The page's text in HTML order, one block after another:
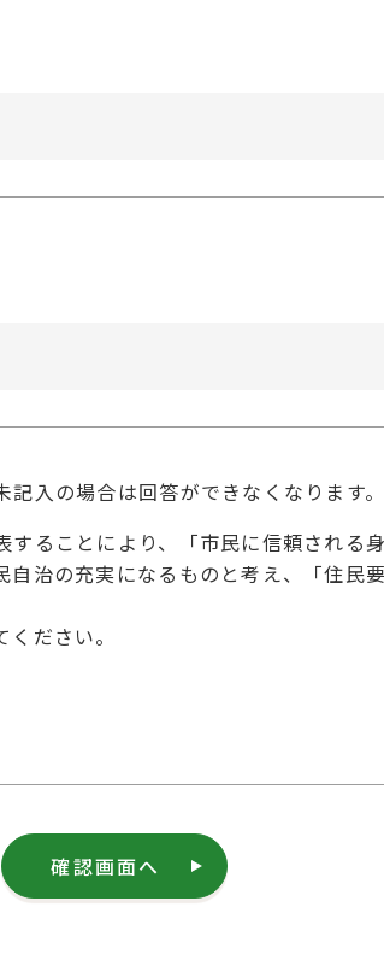
入の場合は回答ができなくなります
ることにより、「市民に信頼される
治の充実になるものと考え、「住民
ださい。
確認画面へ